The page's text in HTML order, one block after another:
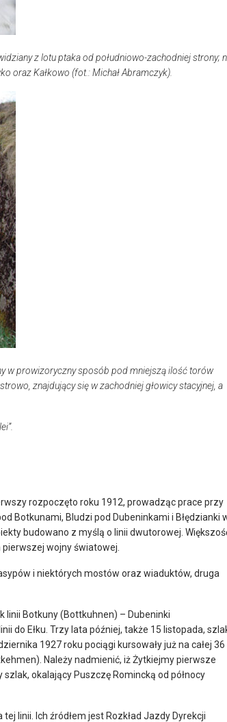
z lotu ptaka od południowo-zachodniej strony;
oraz Kałkowo (fot.: Michał Abramczyk).
w prowizoryczny sposób pod mniejszą ilość torów
znajdujący się w zachodniej głowicy stacyjnej, a
rozpoczęto roku 1912, prowadząc prace przy
Botkunami, Bludzi pod Dubeninkami i Błędzianki
budowano z myślą o linii dwutorowej.
wojny światowej.
i niektórych mostów oraz wiaduktów, druga
Botkuny (Bottkuhnen) – Dubeninki
do Ełku. Trzy lata później, także 15 listopada,
1927 roku pociągi kursowały już na całej 36
Należy nadmienić, iż Żytkiejmy pierwsze
okalający Puszczę Romincką od północy
linii. Ich źródłem jest Rozkład Jazdy Dyrekcji